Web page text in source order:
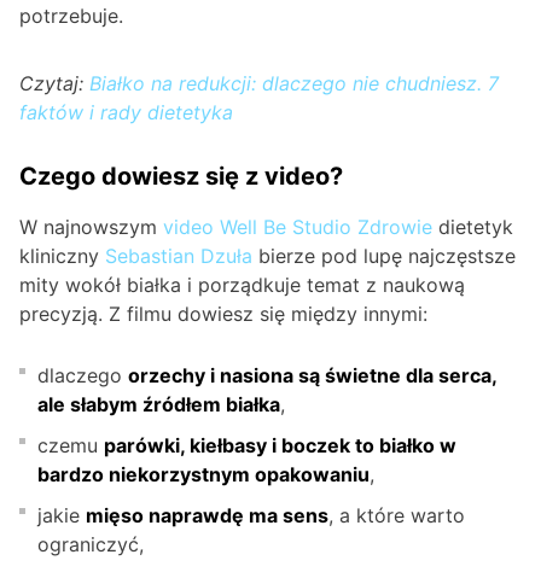
potrzebuje.
Czytaj: Białko na redukcji: dlaczego nie chudniesz. 7
faktów i rady dietetyka
Czego dowiesz się z video?
W najnowszym video Well Be Studio Zdrowie dietetyk
kliniczny Sebastian Dzuła bierze pod lupę najczęstsze
mity wokół białka i porządkuje temat z naukową
precyzją. Z filmu dowiesz się między innymi:
dlaczego orzechy i nasiona są świetne dla serca,
ale słabym źródłem białka,
czemu parówki, kiełbasy i boczek to białko w
bardzo niekorzystnym opakowaniu,
jakie mięso naprawdę ma sens, a które warto
ograniczyć,